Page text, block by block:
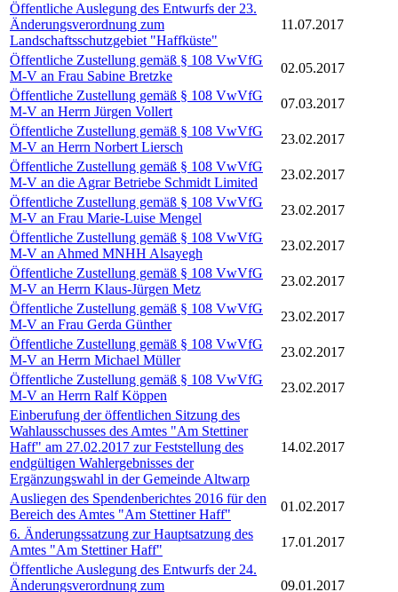
Öffentliche Auslegung des Entwurfs der 23.
Änderungsverordnung zum
Landschaftsschutzgebiet "Haffküste"
11.07.2017
Öffentliche Zustellung gemäß § 108 VwVfG
M-V an Frau Sabine Bretzke
02.05.2017
Öffentliche Zustellung gemäß § 108 VwVfG
M-V an Herrn Jürgen Vollert
07.03.2017
Öffentliche Zustellung gemäß § 108 VwVfG
M-V an Herrn Norbert Liersch
23.02.2017
Öffentliche Zustellung gemäß § 108 VwVfG
M-V an die Agrar Betriebe Schmidt Limited
23.02.2017
Öffentliche Zustellung gemäß § 108 VwVfG
M-V an Frau Marie-Luise Mengel
23.02.2017
Öffentliche Zustellung gemäß § 108 VwVfG
M-V an Ahmed MNHH Alsayegh
23.02.2017
Öffentliche Zustellung gemäß § 108 VwVfG
M-V an Herrn Klaus-Jürgen Metz
23.02.2017
Öffentliche Zustellung gemäß § 108 VwVfG
M-V an Frau Gerda Günther
23.02.2017
Öffentliche Zustellung gemäß § 108 VwVfG
M-V an Herrn Michael Müller
23.02.2017
Öffentliche Zustellung gemäß § 108 VwVfG
M-V an Herrn Ralf Köppen
23.02.2017
Einberufung der öffentlichen Sitzung des
Wahlausschusses des Amtes "Am Stettiner
Haff" am 27.02.2017 zur Feststellung des
endgültigen Wahlergebnisses der
Ergänzungswahl in der Gemeinde Altwarp
14.02.2017
Ausliegen des Spendenberichtes 2016 für den
Bereich des Amtes "Am Stettiner Haff"
01.02.2017
6. Änderungssatzung zur Hauptsatzung des
Amtes "Am Stettiner Haff"
17.01.2017
Öffentliche Auslegung des Entwurfs der 24.
Änderungsverordnung zum
09.01.2017